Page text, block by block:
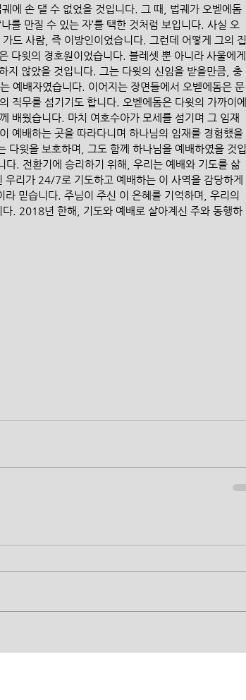
에 손 댈 수 없었을 것입니다. 그 때, 법궤가 오벧에돔
를 만질 수 있는 자’를 택한 것처럼 보입니다. 사실 오
드 사람, 즉 이방인이었습니다. 그런데 어떻게 그의 집
다윗의 경호원이었습니다. 블레셋 뿐 아니라 사울에게
지 않았을 것입니다. 그는 다윗의 신임을 받을만큼, 충
예배자였습니다. 이어지는 장면들에서 오벧에돔은 문
직무를 섬기기도 합니다. 오벧에돔은 다윗의 가까이에
배웠습니다. 마치 여호수아가 모세를 섬기며 그 임재
예배하는 곳을 따라다니며 하나님의 임재를 경험했을
다윗을 보호하며, 그도 함께 하나님을 예배하였을 것입
다. 전환기에 승리하기 위해, 우리는 예배와 기도를 삶
리가 24/7로 기도하고 예배하는 이 사역을 감당하게
믿습니다. 주님이 주신 이 은혜를 기억하며, 우리의
. 2018년 한해, 기도와 예배로 살아계신 주와 동행하